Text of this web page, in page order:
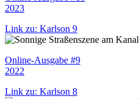
2023
Link zu: Karlson 9
Online-Ausgabe #9
2022
Link zu: Karlson 8